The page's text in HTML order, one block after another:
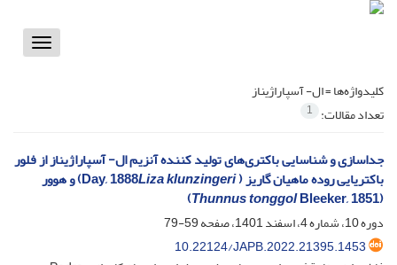
Toggle
کلیدواژه‌ها =ال- آسپاراژیناز
تعداد مقالات: 1
جداسازی و شناسایی باکتری‌های تولید کننده آنزیم ال- آسپاراژیناز از فلور
باکتریایی روده ماهیان گاریز ( Day, 1888Liza klunzingeri ) و هوور
(
Thunnus tonggolBleeker, 1851)
دوره 10، شماره 4، اسفند 1401، صفحه
59-79
10.22124/JAPB.2022.21395.1453